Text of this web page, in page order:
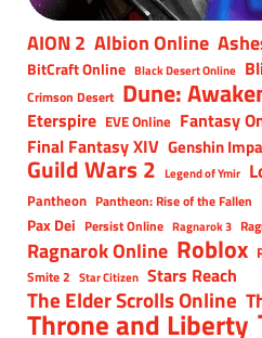
AION 2 Albion Online
BitCraft Online Black Desert Online
Crimson Desert Dune:
Eterspire EVE Online Fantasy
Final Fantasy XIV Genshin
Guild Wars 2 Legend of Ymir
Pantheon Pantheon: Rise of the Fallen
Pax Dei Persist Online Ragnarok 3
Ragnarok Online Roblox
Smite 2 Star Citizen Stars Reach
The Elder Scrolls Online
Throne and Liberty